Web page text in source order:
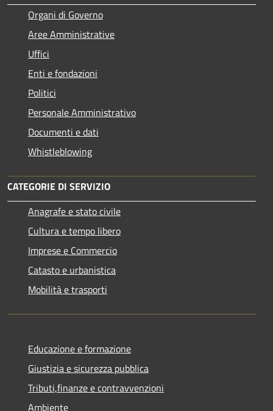
Organi di Governo
Aree Amministrative
Uffici
Enti e fondazioni
Politici
Personale Amministrativo
Documenti e dati
Whistleblowing
CATEGORIE DI SERVIZIO
Anagrafe e stato civile
Cultura e tempo libero
Imprese e Commercio
Catasto e urbanistica
Mobilità e trasporti
Educazione e formazione
Giustizia e sicurezza pubblica
Tributi,finanze e contravvenzioni
Ambiente